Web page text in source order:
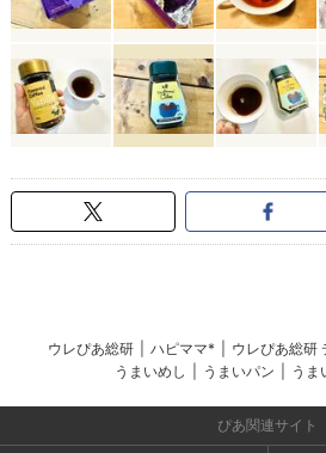
ウレぴあ総研 ハピママ* ウレぴあ総研
うまいめし
うまいパン うま
ぴあ関連サイト